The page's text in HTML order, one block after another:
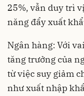
25%, vẫn duy trì
năng đẩy xuất
Ngân hàng: Với
tăng trưởng của
từ việc suy giảm
như xuất nhập